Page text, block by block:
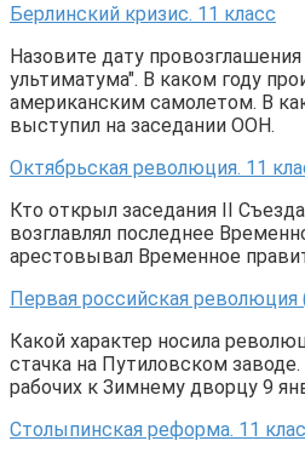
Берлинский кризис. 11 класс
Назовите дату
ультиматума". В каком году
американским самолетом. В
выступил на заседании ООН.
Октябрьская революция. 11
Кто открыл заседания II
возглавлял последнее
арестовывал Временное
Первая российская революция
Какой характер носила
стачка на Путиловском
рабочих к Зимнему дворцу 9
Столыпинская реформа. 11